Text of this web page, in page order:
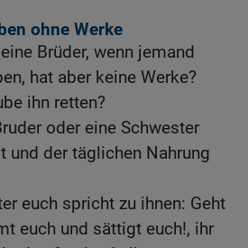
ohne Werke
Brüder, wenn jemand
hat aber keine Werke?
ihn retten?
oder eine Schwester
der täglichen Nahrung
euch spricht zu ihnen: Geht
euch und sättigt euch!, ihr